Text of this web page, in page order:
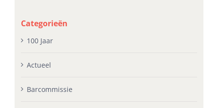
Categorieën
100 Jaar
Actueel
Barcommissie